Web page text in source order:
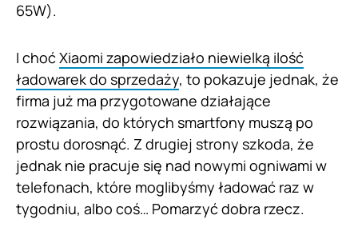
65W).
I choćXiaomi zapowiedziało niewielką ilość
ładowarek do sprzedaży, to pokazuje jednak, że
firma już ma przygotowane działające
rozwiązania, do których smartfony muszą po
prostu dorosnąć. Z drugiej strony szkoda, że
jednak nie pracuje się nad nowymi ogniwami w
telefonach, które moglibyśmy ładować raz w
tygodniu, albo coś… Pomarzyć dobra rzecz.